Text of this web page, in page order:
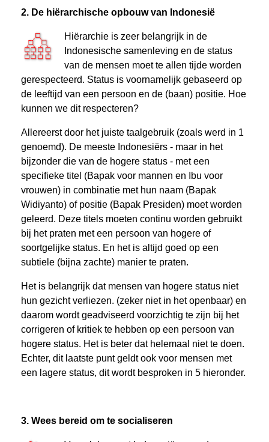
2. De hiërarchische opbouw van Indonesië
Hiërarchie is zeer belangrijk in de
Indonesische samenleving en de status
van de mensen moet te allen tijde worden
gerespecteerd. Status is voornamelijk gebaseerd op
de leeftijd van een persoon en de (baan) positie. Hoe
kunnen we dit respecteren?
Allereerst door het juiste taalgebruik (zoals werd in 1
genoemd). De meeste Indonesiërs - maar in het
bijzonder die van de hogere status - met een
specifieke titel (Bapak voor mannen en Ibu voor
vrouwen) in combinatie met hun naam (Bapak
Widiyanto) of positie (Bapak Presiden) moet worden
geleerd. Deze titels moeten continu worden gebruikt
bij het praten met een persoon van hogere of
soortgelijke status. En het is altijd goed op een
subtiele (bijna zachte) manier te praten.
Het is belangrijk dat mensen van hogere status niet
hun gezicht verliezen. (zeker niet in het openbaar) en
daarom wordt geadviseerd voorzichtig te zijn bij het
corrigeren of kritiek te hebben op een persoon van
hogere status. Het is beter dat helemaal niet te doen.
Echter, dit laatste punt geldt ook voor mensen met
een lagere status, dit wordt besproken in 5 hieronder.
3. Wees bereid om te socialiseren